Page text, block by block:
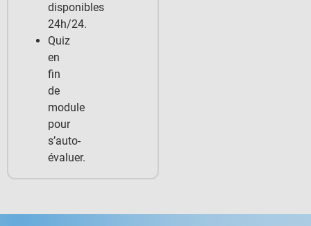
disponibles
24h/24.
Quiz
en
fin
de
module
pour
s’auto-
évaluer.